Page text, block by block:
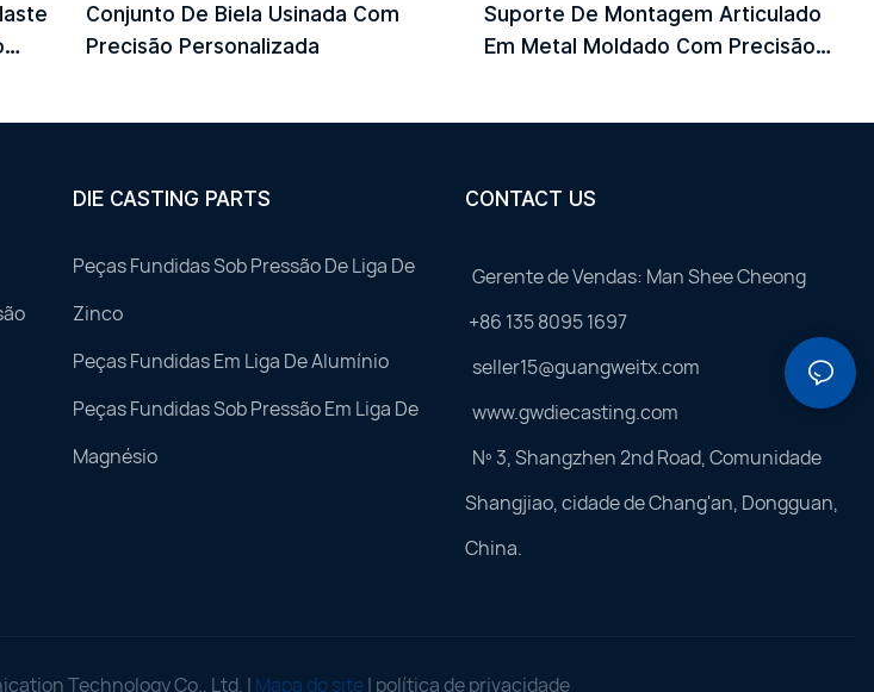
Conjunto De Biela Usinada Com
Precisão Personalizada
Suporte De Montagem Articulado
Em Metal Moldado Com Precisão
DIE CASTING PARTS
Peças Fundidas Sob Pressão De Liga De
Zinco
Peças Fundidas Em Liga De Alumínio
Peças Fundidas Sob Pressão Em Liga De
Magnésio
CONTACT US
Gerente de Vendas: Man Shee Cheong
+86 135 8095 1697
seller15@guangweitx.com
www.gwdiecasting.com
Nº 3, Shangzhen 2nd Road, Comunidade
Shangjiao, cidade de Chang'an, Dongguan,
China.
Technology Co., Ltd. | Mapa do site| política de privacidade